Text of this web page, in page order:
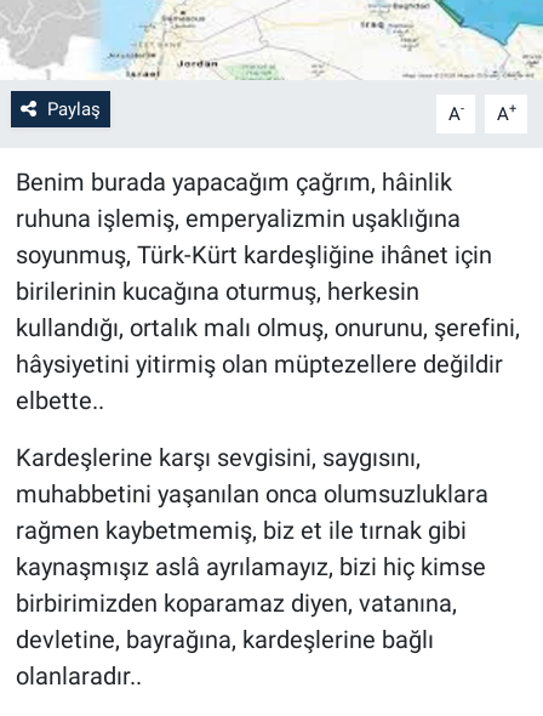
Paylaş A- A+
Benim burada yapacağım çağrım, hâinlik
ruhuna işlemiş, emperyalizmin uşaklığına
soyunmuş, Türk-Kürt kardeşliğine ihânet için
birilerinin kucağına oturmuş, herkesin
kullandığı, ortalık malı olmuş, onurunu, şerefini,
hâysiyetini yitirmiş olan müptezellere değildir
elbette..
Kardeşlerine karşı sevgisini, saygısını,
muhabbetini yaşanılan onca olumsuzluklara
rağmen kaybetmemiş, biz et ile tırnak gibi
kaynaşmışız aslâ ayrılamayız, bizi hiç kimse
birbirimizden koparamaz diyen, vatanına,
devletine, bayrağına, kardeşlerine bağlı
olanlaradır..